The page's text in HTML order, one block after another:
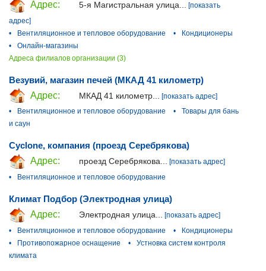
Адрес:
5-я Магистральная улица...
[показать
адрес]
•
Вентиляционное и тепловое оборудование •
Кондиционеры
•
Онлайн-магазины
Адреса филиалов организации (3)
Везувий, магазин печей (МКАД 41 километр)
Адрес:
МКАД 41 километр...
[показать адрес]
•
Вентиляционное и тепловое оборудование •
Товары для бань
и саун
Cyclone, компания (проезд Серебрякова)
Адрес:
проезд Серебрякова... [показать адрес]
•
Вентиляционное и тепловое оборудование
Климат Подбор (Электродная улица)
Адрес:
Электродная улица... [показать адрес]
•
Вентиляционное и тепловое оборудование •
Кондиционеры
•
Противопожарное оснащение •
Устновка систем контроля
климата